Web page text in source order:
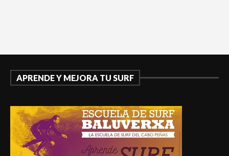
APRENDE Y MEJORA TU SURF